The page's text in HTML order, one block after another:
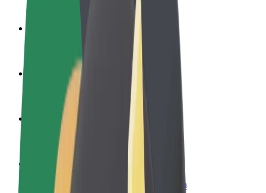
Zarađuj po vlastitim uvjetima
Postani dostavljač
Dostavljaj hranu i primaj tjedne isplate
Dodaj restoran ili trgovinu
Dosegni više kupaca i povećaj zaradu
Registriraj se kao vlasnik flote
Dodaj svoju flotu na Bolt i povećaj zaradu